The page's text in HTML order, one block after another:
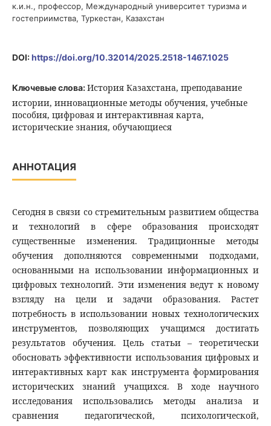
к.и.н., профессор, Международный университет туризма и
гостеприимства, Туркестан, Казахстан
DOI:https://doi.org/10.32014/2025.2518-1467.1025
Ключевые слова:История Казахстана, преподавание
истории, инновационные методы обучения, учебные
пособия, цифровая и интерактивная карта,
исторические знания, обучающиеся
АННОТАЦИЯ
Сегодня в связи со стремительным развитием общества
и технологий в сфере образования происходят
существенные изменения. Традиционные методы
обучения дополняются современными подходами,
основанными на использовании информационных и
цифровых технологий. Эти изменения ведут к новому
взгляду на цели и задачи образования. Растет
потребность в использовании новых технологических
инструментов, позволяющих учащимся достигать
результатов обучения. Цель статьи – теоретически
обосновать эффективности использования цифровых и
интерактивных карт как инструмента формирования
исторических знаний учащихся. В ходе научного
исследования использовались методы анализа и
сравнения педагогической, психологической,